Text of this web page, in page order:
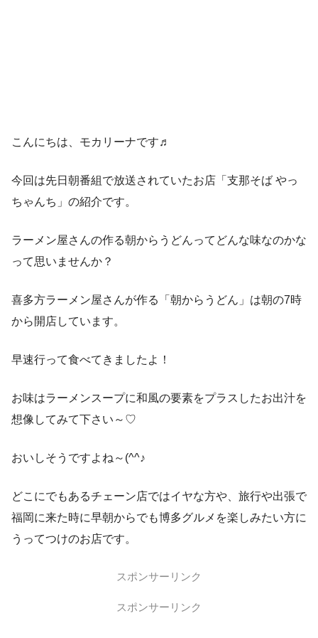
こんにちは、モカリーナです♬
今回は先日朝番組で放送されていたお店「支那そば やっ
ちゃんち」の紹介です。
ラーメン屋さんの作る朝からうどんってどんな味なのかな
って思いませんか？
喜多方ラーメン屋さんが作る「朝からうどん」は朝の7時
から開店しています。
早速行って食べてきましたよ！
お味はラーメンスープに和風の要素をプラスしたお出汁を
想像してみて下さい～♡
おいしそうですよね～(^^♪
どこにでもあるチェーン店ではイヤな方や、旅行や出張で
福岡に来た時に早朝からでも博多グルメを楽しみたい方に
うってつけのお店です。
スポンサーリンク
スポンサーリンク